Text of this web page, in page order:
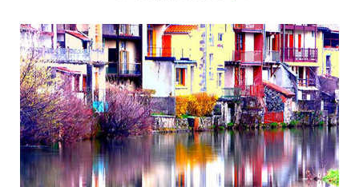
de
travail,
un
+
pour
l’auto-
coaching
!